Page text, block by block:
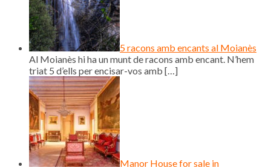
5 racons amb encants al Moianès
Al Moianès hi ha un munt de racons amb encant. N’hem
triat 5 d’ells per encisar-vos amb […]
Manor House for sale in